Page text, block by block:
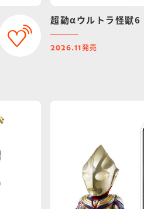
超動αウルトラ怪獣6
2026.11 発売